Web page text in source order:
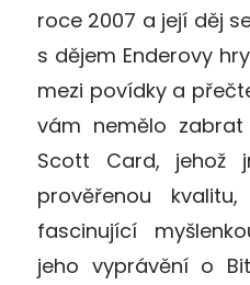
roce 2007 a její děj
s dějem Enderovy
mezi povídky a
vám nemělo zabrat
Scott Card, jehož
prověřenou
fascinující
jeho vyprávění o